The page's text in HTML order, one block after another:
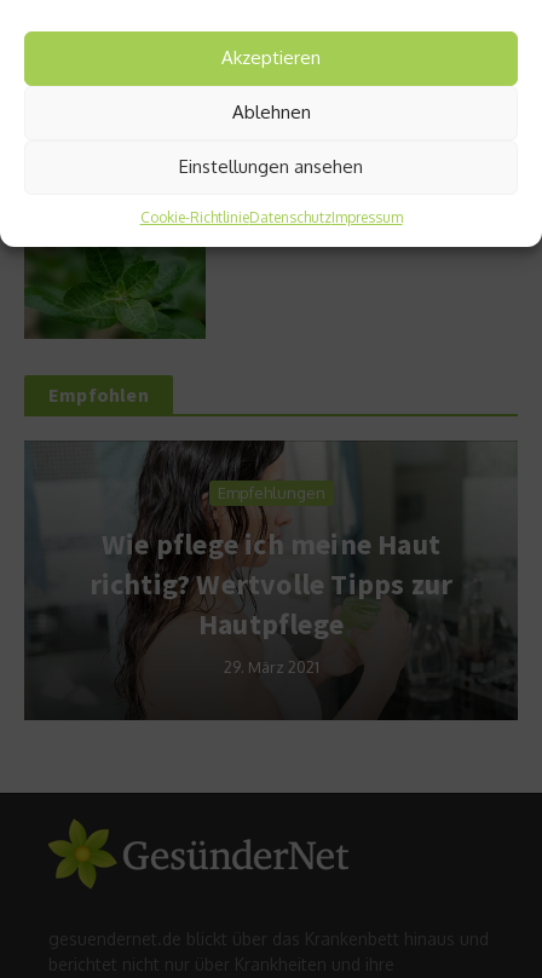
Akzeptieren
Ablehnen
Einstellungen ansehen
Cookie-RichtlinieDatenschutzImpressum
Stuhlgang – wie oft ist eigentlich normal?
Welches Ashwagandha sollte ich kaufen?
Empfohlen
Empfehlungen
Wie pflege ich meine Haut
richtig? Wertvolle Tipps zur
Hautpflege
29. März 2021
gesuendernet.de blickt über das Krankenbett hinaus und
berichtet nicht nur über Krankheiten und ihre